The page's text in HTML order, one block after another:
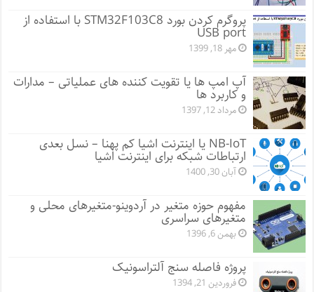
پروگرم کردن بورد STM32F103C8 با استفاده از
USB port
مهر 18, 1399
آپ امپ ها یا تقویت کننده های عملیاتی – مدارات
و کاربرد ها
مرداد 12, 1397
NB-IoT یا اینترنت اشیا کم پهنا – نسل بعدی
ارتباطات شبکه برای اینترنت اشیا
آبان 30, 1400
مفهوم حوزه متغیر در آردوینو-متغیرهای محلی و
متغیرهای سراسری
بهمن 6, 1396
پروژه فاصله سنج آلتراسونیک
فروردین 21, 1394